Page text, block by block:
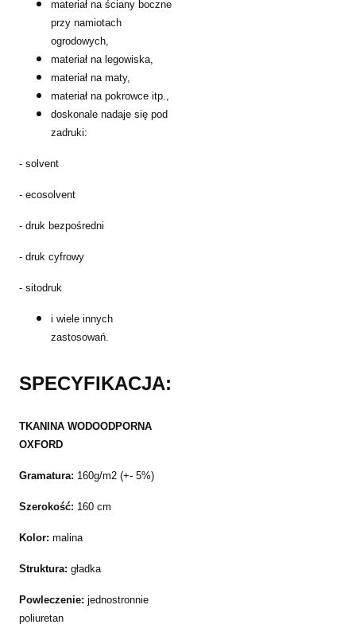
materiał na ściany boczne
przy namiotach
ogrodowych,
materiał na legowiska,
materiał na maty,
materiał na pokrowce itp.,
doskonale nadaje się pod
zadruki:
- solvent
- ecosolvent
- druk bezpośredni
- druk cyfrowy
- sitodruk
i wiele innych
zastosowań.
SPECYFIKACJA:
TKANINA WODOODPORNA
OXFORD
Gramatura: 160g/m2 (+- 5%)
Szerokość: 160 cm
Kolor: malina
Struktura: gładka
Powleczenie: jednostronnie
poliuretan